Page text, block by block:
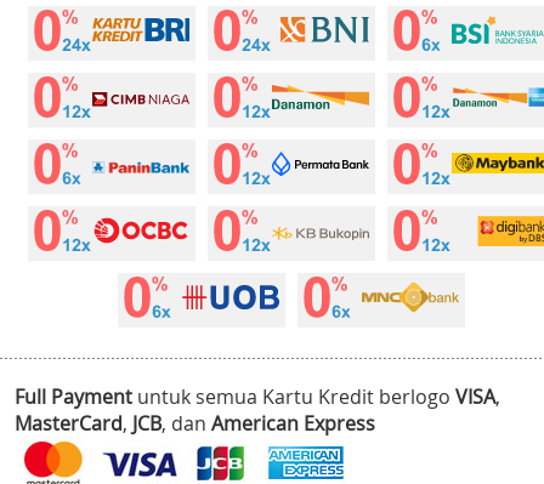
Full Payment untuk semua Kartu Kredit berlogo VISA,
MasterCard, JCB, dan American Express